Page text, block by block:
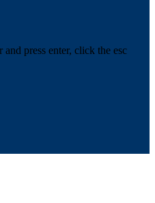
press enter, click the esc